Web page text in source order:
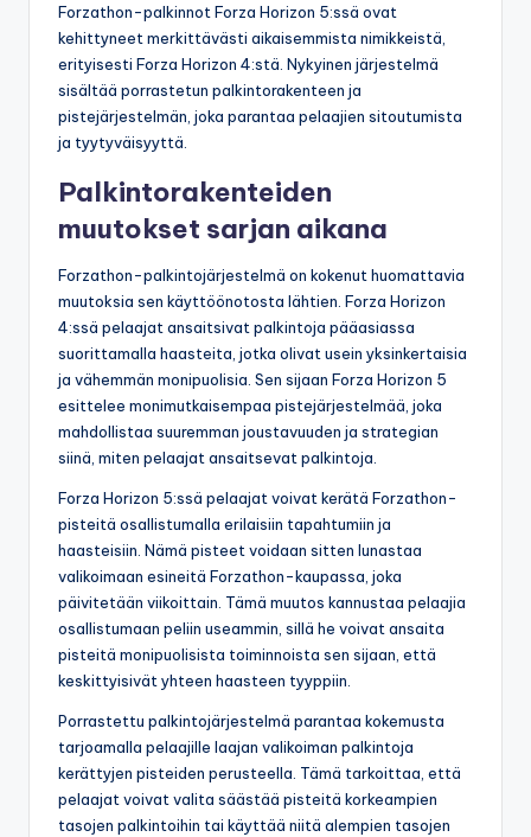
Forzathon-palkinnot Forza Horizon 5:ssä ovat
kehittyneet merkittävästi aikaisemmista nimikkeistä,
erityisesti Forza Horizon 4:stä. Nykyinen järjestelmä
sisältää porrastetun palkintorakenteen ja
pistejärjestelmän, joka parantaa pelaajien sitoutumista
ja tyytyväisyyttä.
Palkintorakenteiden
muutokset sarjan aikana
Forzathon-palkintojärjestelmä on kokenut huomattavia
muutoksia sen käyttöönotosta lähtien. Forza Horizon
4:ssä pelaajat ansaitsivat palkintoja pääasiassa
suorittamalla haasteita, jotka olivat usein yksinkertaisia
ja vähemmän monipuolisia. Sen sijaan Forza Horizon 5
esittelee monimutkaisempaa pistejärjestelmää, joka
mahdollistaa suuremman joustavuuden ja strategian
siinä, miten pelaajat ansaitsevat palkintoja.
Forza Horizon 5:ssä pelaajat voivat kerätä Forzathon-
pisteitä osallistumalla erilaisiin tapahtumiin ja
haasteisiin. Nämä pisteet voidaan sitten lunastaa
valikoimaan esineitä Forzathon-kaupassa, joka
päivitetään viikoittain. Tämä muutos kannustaa pelaajia
osallistumaan peliin useammin, sillä he voivat ansaita
pisteitä monipuolisista toiminnoista sen sijaan, että
keskittyisivät yhteen haasteen tyyppiin.
Porrastettu palkintojärjestelmä parantaa kokemusta
tarjoamalla pelaajille laajan valikoiman palkintoja
kerättyjen pisteiden perusteella. Tämä tarkoittaa, että
pelaajat voivat valita säästää pisteitä korkeampien
tasojen palkintoihin tai käyttää niitä alempien tasojen